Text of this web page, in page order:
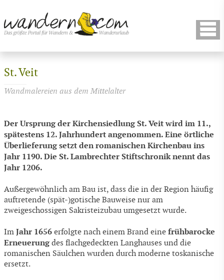
St. Veit
Wandmalereien aus dem Mittelalter
Der Ursprung der Kirchensiedlung St. Veit wird im 11.,
spätestens 12. Jahrhundert angenommen. Eine örtliche
Überlieferung setzt den romanischen Kirchenbau ins
Jahr 1190. Die St. Lambrechter Stiftschronik nennt das
Jahr 1206.
Außergewöhnlich am Bau ist, dass die in der Region häufig
auftretende (spät-)gotische Bauweise nur am
zweigeschossigen Sakristeizubau umgesetzt wurde.
Im Jahr 1656 erfolgte nach einem Brand eine frühbarocke
Erneuerungdes flachgedeckten Langhauses und die
romanischen Säulchen wurden durch moderne toskanische
ersetzt.